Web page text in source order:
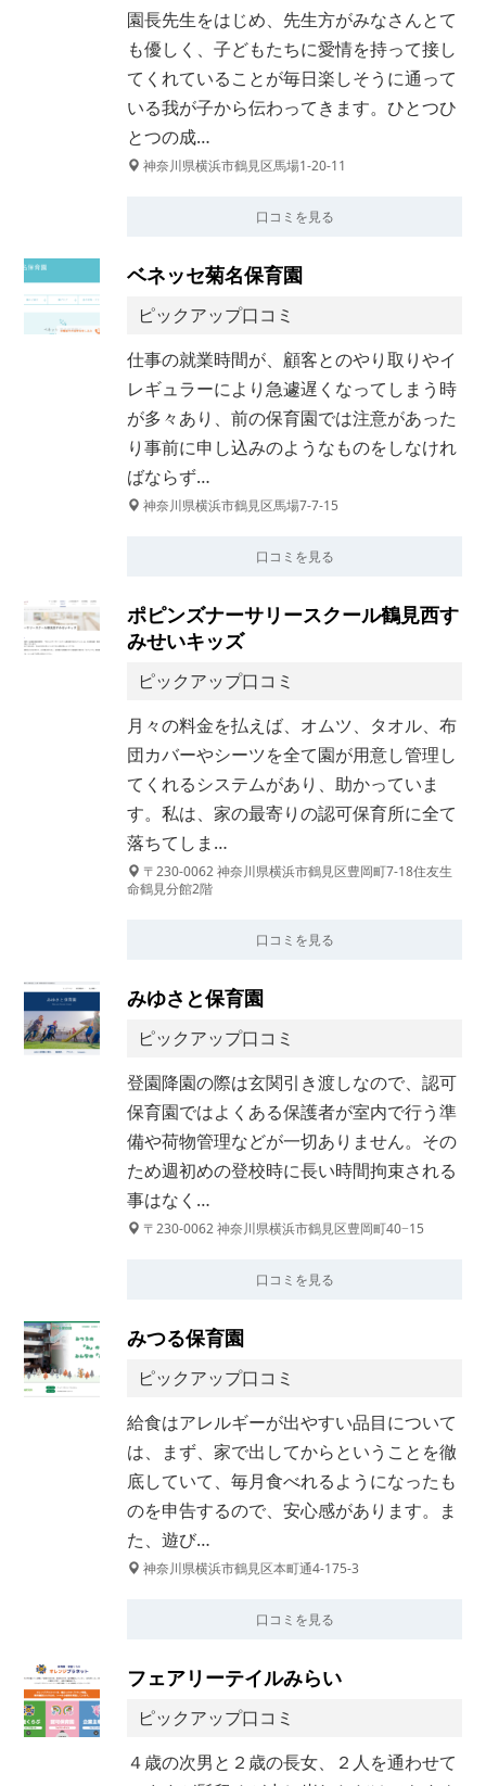
園長先生をはじめ、先生方がみなさんとて
も優しく、子どもたちに愛情を持って接し
てくれていることが毎日楽しそうに通って
いる我が子から伝わってきます。ひとつひ
とつの成…
神奈川県横浜市鶴見区馬場1-20-11
口コミを見る
ベネッセ菊名保育園
ピックアップ口コミ
仕事の就業時間が、顧客とのやり取りやイ
レギュラーにより急遽遅くなってしまう時
が多々あり、前の保育園では注意があった
り事前に申し込みのようなものをしなけれ
ばならず…
神奈川県横浜市鶴見区馬場7-7-15
口コミを見る
ポピンズナーサリースクール鶴見西す
みせいキッズ
ピックアップ口コミ
月々の料金を払えば、オムツ、タオル、布
団カバーやシーツを全て園が用意し管理し
てくれるシステムがあり、助かっていま
す。私は、家の最寄りの認可保育所に全て
落ちてしま…
〒230-0062 神奈川県横浜市鶴見区豊岡町7-18住友生
命鶴見分館2階
口コミを見る
みゆさと保育園
ピックアップ口コミ
登園降園の際は玄関引き渡しなので、認可
保育園ではよくある保護者が室内で行う準
備や荷物管理などが一切ありません。その
ため週初めの登校時に長い時間拘束される
事はなく…
〒230-0062 神奈川県横浜市鶴見区豊岡町40−15
口コミを見る
みつる保育園
ピックアップ口コミ
給食はアレルギーが出やすい品目について
は、まず、家で出してからということを徹
底していて、毎月食べれるようになったも
のを申告するので、安心感があります。ま
た、遊び…
神奈川県横浜市鶴見区本町通4-175-3
口コミを見る
フェアリーテイルみらい
ピックアップ口コミ
４歳の次男と２歳の長女、２人を通わせて